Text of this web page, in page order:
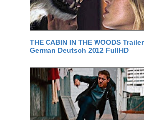
THE CABIN IN THE WOODS Trailer
German Deutsch 2012 FullHD